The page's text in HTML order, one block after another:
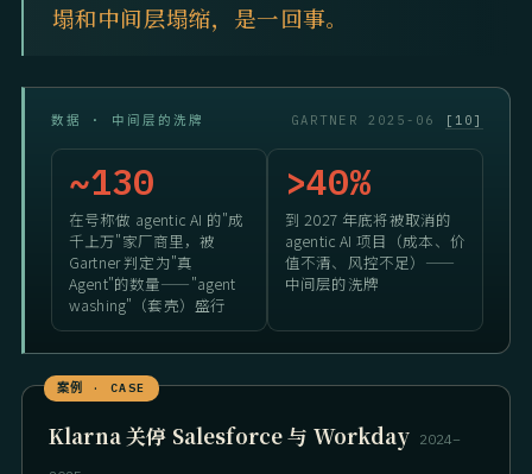
塌和中间层塌缩，是一回事。
数据 · 中间层的洗牌 GARTNER 2025-06 [10]
~130
在号称做 agentic AI 的"成
千上万"家厂商里，被
Gartner 判定为"真
Agent"的数量——"agent
washing"（套壳）盛行
>40%
到 2027 年底将被取消的
agentic AI 项目（成本、价
值不清、风控不足）——
中间层的洗牌
Klarna 关停 Salesforce 与 Workday 2024–